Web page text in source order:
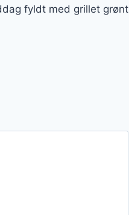
fyldt med grillet grønt